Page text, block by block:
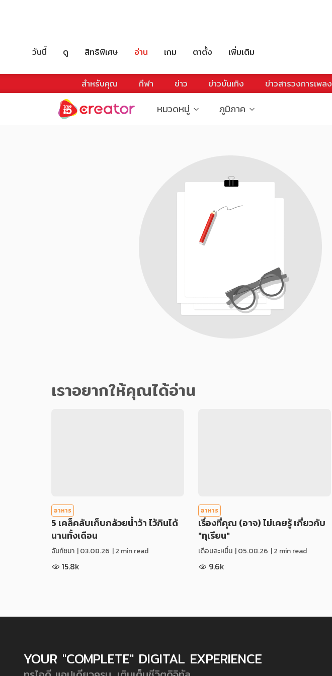
วันนี้ ดู สิทธิพิเศษ อ่าน เกม ตาตั้ง เพิ่มเติม
สำหรับคุณ กีฬา ข่าว ข่าวบันเทิง ข่าวสารวงการเพลง
หมวดหมู่ ภูมิภาค
เราอยากให้คุณได้อ่าน
อาหาร
5 เคล็คลับเก็บกล้วยน้ำว้า ไว้กินได้
นานทั้งเดือน
ฉันท์ชมา |03.08.26 | 2 min read
15.8k
อาหาร
เรื่องที่คุณ (อาจ) ไม่เคยรู้ เกี่ยวกับ
"ทุเรียน"
เดือนละหมื่น |05.08.26 | 2 min read
9.6k
YOUR "COMPLETE" DIGITAL EXPERIENCE